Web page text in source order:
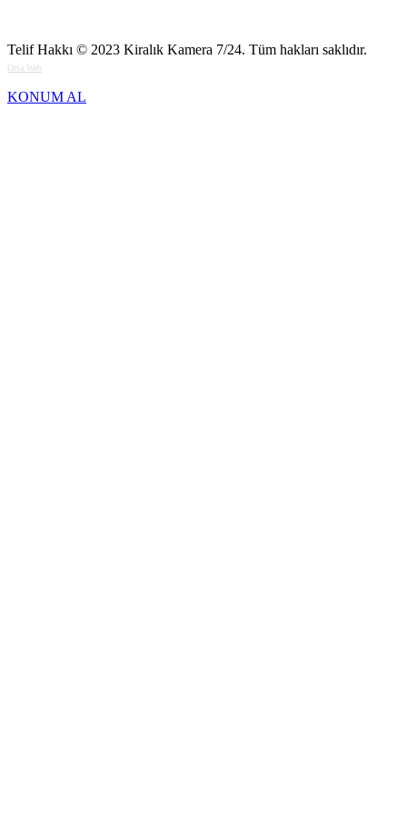
Telif Hakkı © 2023 Kiralık Kamera 7/24. Tüm hakları saklıdır.
Orsa Web
KONUM AL